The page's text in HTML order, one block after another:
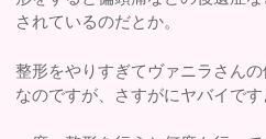
されているのだとか。
整形をやりすぎてヴァニラさん
なのですが、さすがにヤバイです